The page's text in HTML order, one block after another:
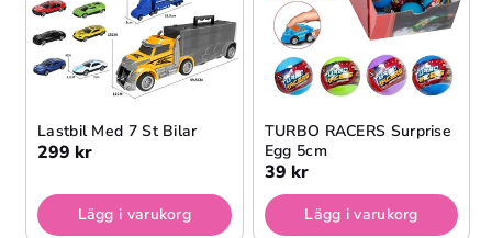
Lastbil Med 7 St Bilar
299 kr
Lägg i varukorg
TURBO RACERS Surprise
Egg 5cm
39 kr
Lägg i varukorg